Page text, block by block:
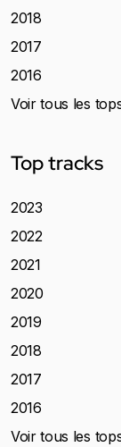
2018
2017
2016
Voir tous les
Top tracks
2023
2022
2021
2020
2019
2018
2017
2016
Voir tous les